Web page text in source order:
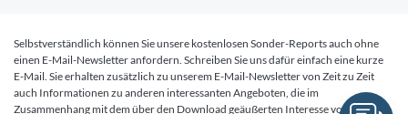
Selbstverständlich können Sie unsere kostenlosen Sonder-Reports auch ohne
einen E-Mail-Newsletter anfordern. Schreiben Sie uns dafür einfach eine kurze
E-Mail. Sie erhalten zusätzlich zu unserem E-Mail-Newsletter von Zeit zu Zeit
auch Informationen zu anderen interessanten Angeboten, die im
Zusammenhang mit dem über den Download geäußerten Interesse von Ihnen